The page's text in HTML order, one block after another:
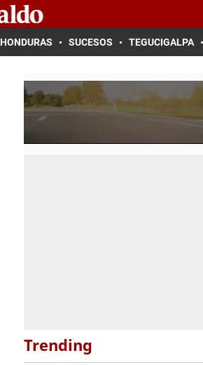
HONDURAS SUCESOS TEGUCIGALPA
Trending